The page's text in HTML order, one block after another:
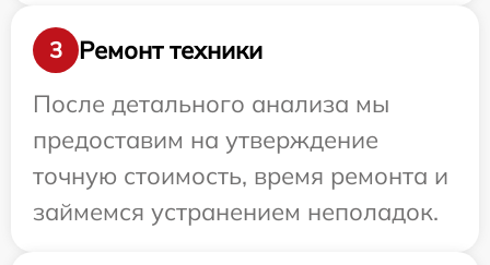
3
Ремонт техники
После детального анализа мы
предоставим на утверждение
точную стоимость, время ремонта и
займемся устранением неполадок.